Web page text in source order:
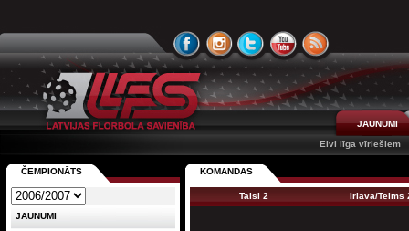
JAUNUMI
Elvi līga vīriešiem
KOMANDAS
Talsi 2 Irlava/Telms
ČEMPIONĀTS
JAUNUMI